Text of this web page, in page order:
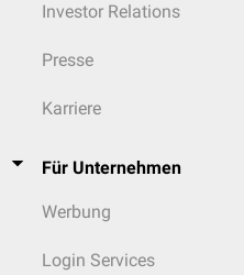
Investor Relations
Presse
Karriere
Für Unternehmen
Werbung
Login Services